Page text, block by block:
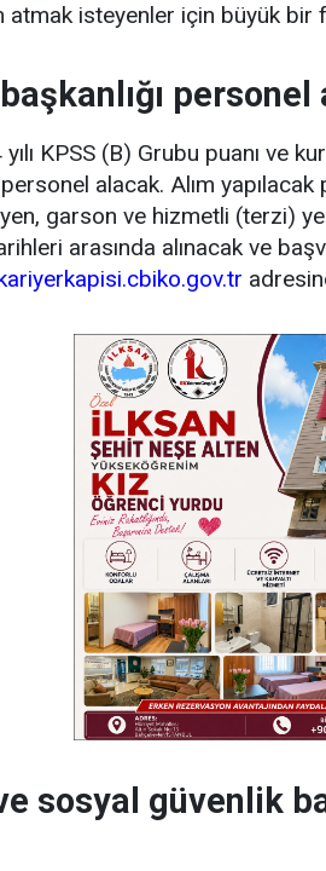
atmak isteyenler için büyük bir
personel
KPSS (B) Grubu puanı ve
alacak. Alım
garson ve hizmetli (terzi)
arasında alınacak ve
sosyal güvenlik